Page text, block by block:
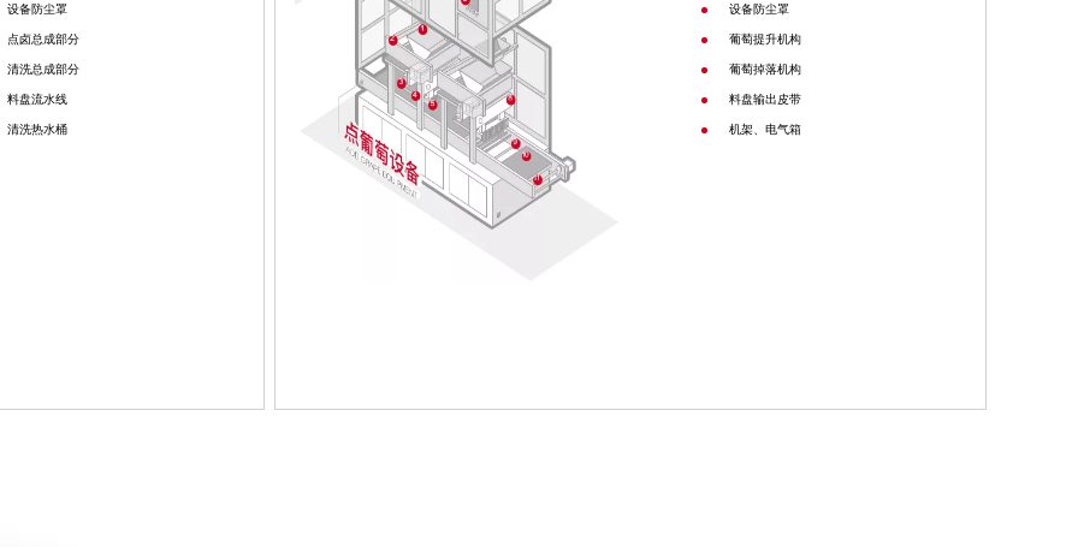
设备防尘罩
点卤总成部分
清洗总成部分
料盘流水线
清洗热水桶
设备防尘罩
葡萄提升机构
葡萄掉落机构
料盘输出皮带
机架、电气箱